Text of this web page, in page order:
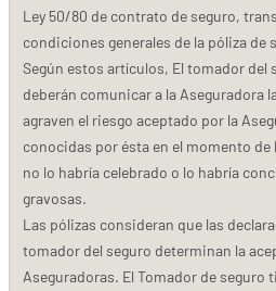
Ley 50/80 de contrato de seguro,
condiciones generales de la póliza de
Según estos artículos, El tomador del
deberán comunicar a la Aseguradora
agraven el riesgo aceptado por la
conocidas por ésta en el momento
no lo habría celebrado o lo habría
gravosas.
Las pólizas consideran que las
tomador del seguro determinan la
Aseguradoras. El Tomador de seguro